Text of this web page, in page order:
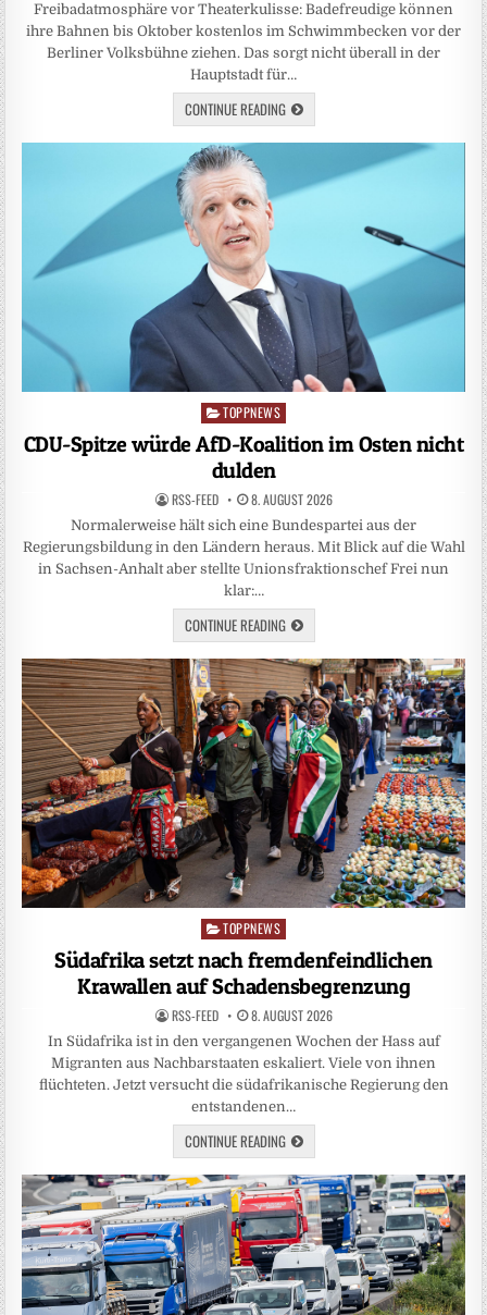
Freibadatmosphäre vor Theaterkulisse: Badefreudige können
ihre Bahnen bis Oktober kostenlos im Schwimmbecken vor der
Berliner Volksbühne ziehen. Das sorgt nicht überall in der
Hauptstadt für…
CONTINUE READING
Posted
in
TOPPNEWS
CDU-Spitze würde AfD-Koalition im Osten nicht
dulden
RSS-FEED 8. AUGUST 2026
Normalerweise hält sich eine Bundespartei aus der
Regierungsbildung in den Ländern heraus. Mit Blick auf die Wahl
in Sachsen-Anhalt aber stellte Unionsfraktionschef Frei nun
klar:…
CONTINUE READING
Posted
TOPPNEWS
Südafrika setzt nach fremdenfeindlichen
Krawallen auf Schadensbegrenzung
RSS-FEED 8. AUGUST 2026
In Südafrika ist in den vergangenen Wochen der Hass auf
Migranten aus Nachbarstaaten eskaliert. Viele von ihnen
flüchteten. Jetzt versucht die südafrikanische Regierung den
entstandenen…
CONTINUE READING